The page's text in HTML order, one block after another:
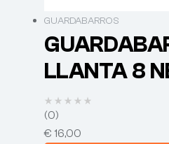
GUARDABARROS
LLANTA 8
(0)
€ 16,00